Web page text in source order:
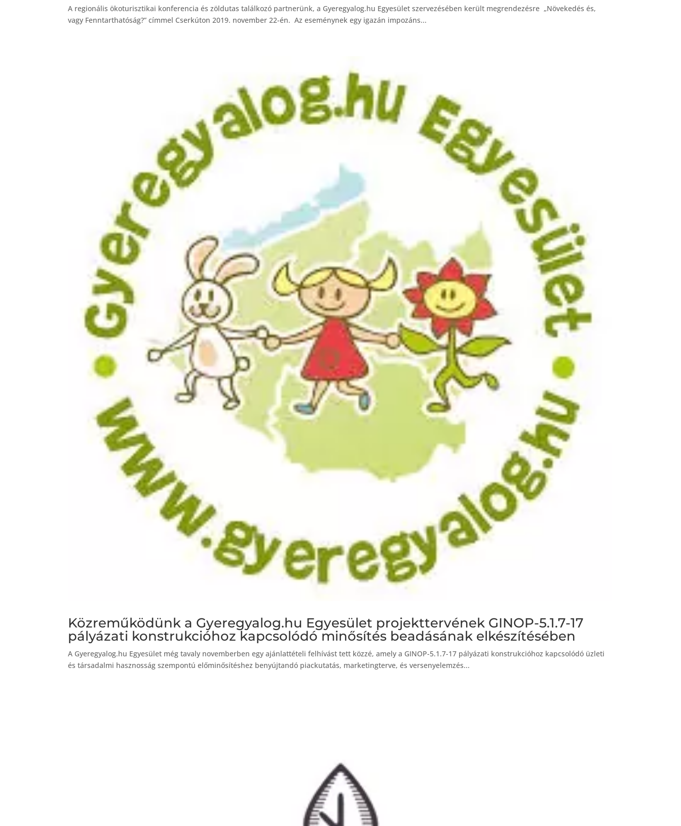
A regionális ökoturisztikai konferencia és zöldutas találkozó partnerünk, a Gyeregyalog.hu Egyesület szervezésében került megrendezésre „Növekedés és,
vagy Fenntarthatóság?” címmel Cserkúton 2019. november 22-én. Az eseménynek egy igazán impozáns...
Közreműködünk a Gyeregyalog.hu Egyesület projekttervének GINOP-5.1.7-17
pályázati konstrukcióhoz kapcsolódó minősítés beadásának elkészítésében
A Gyeregyalog.hu Egyesület még tavaly novemberben egy ajánlattételi felhívást tett közzé, amely a GINOP-5.1.7-17 pályázati konstrukcióhoz kapcsolódó üzleti
és társadalmi hasznosság szempontú előminősítéshez benyújtandó piackutatás, marketingterve, és versenyelemzés...